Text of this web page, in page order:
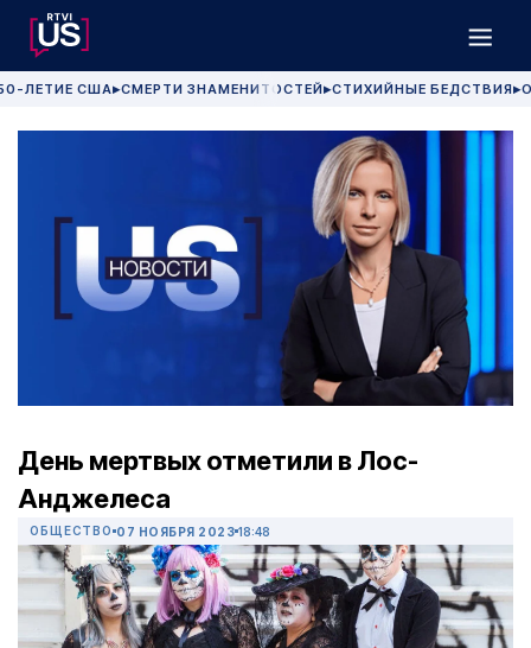
ЛЕТИЕ США▶СМЕРТИ ЗНАМЕНИТОСТЕЙ▶СТИХИЙНЫЕ БЕДСТВИЯ▶
День мертвых отметили в Лос-
Анджелеса
ОБЩЕСТВО 07 НОЯБРЯ 2023 18:48